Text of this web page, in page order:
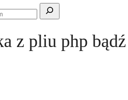
Przeszukaj
z pliu php bądź